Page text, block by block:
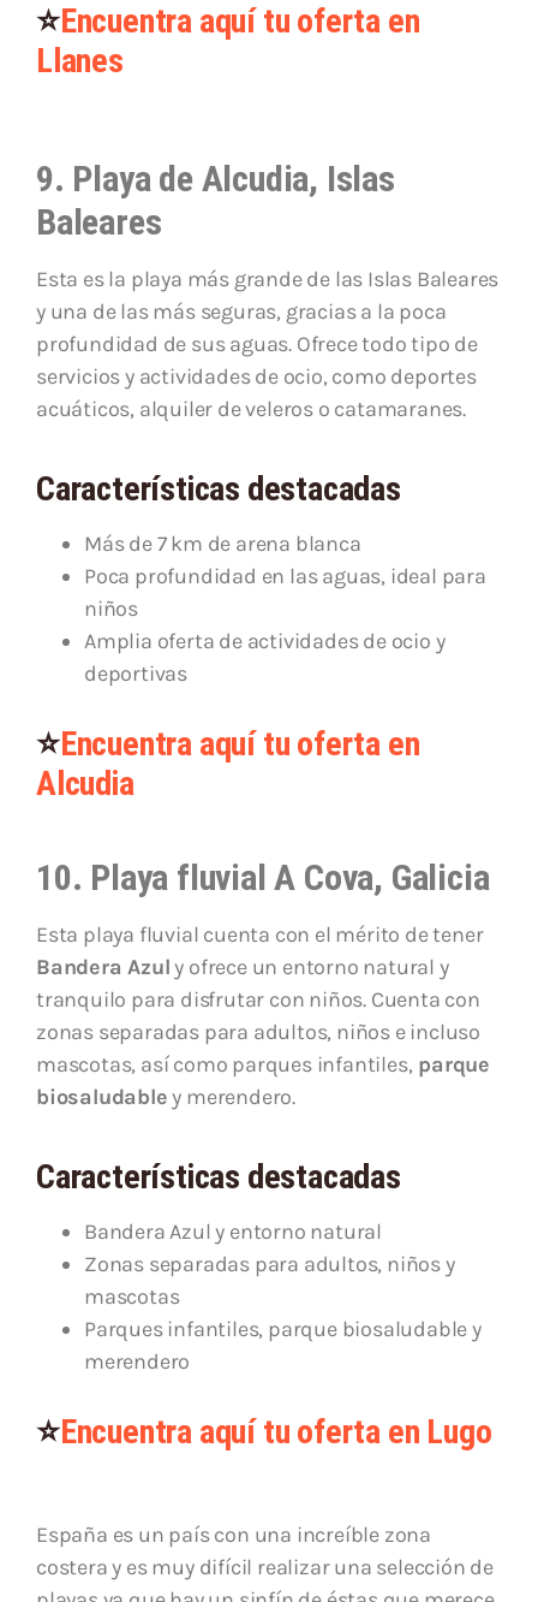
⭐Encuentra aquí tu oferta en
Llanes
9. Playa de Alcudia, Islas
Baleares
Esta es la playa más grande de las Islas Baleares
y una de las más seguras, gracias a la poca
profundidad de sus aguas. Ofrece todo tipo de
servicios y actividades de ocio, como deportes
acuáticos, alquiler de veleros o catamaranes.
Características destacadas
Más de 7 km de arena blanca
Poca profundidad en las aguas, ideal para
niños
Amplia oferta de actividades de ocio y
deportivas
⭐Encuentra aquí tu oferta en
Alcudia
10. Playa fluvial A Cova, Galicia
Esta playa fluvial cuenta con el mérito de tener
Bandera Azuly ofrece un entorno natural y
tranquilo para disfrutar con niños. Cuenta con
zonas separadas para adultos, niños e incluso
mascotas, así como parques infantiles, parque
biosaludabley merendero.
Características destacadas
Bandera Azul y entorno natural
Zonas separadas para adultos, niños y
mascotas
Parques infantiles, parque biosaludable y
merendero
⭐Encuentra aquí tu oferta en Lugo
España es un país con una increíble zona
costera y es muy difícil realizar una selección de